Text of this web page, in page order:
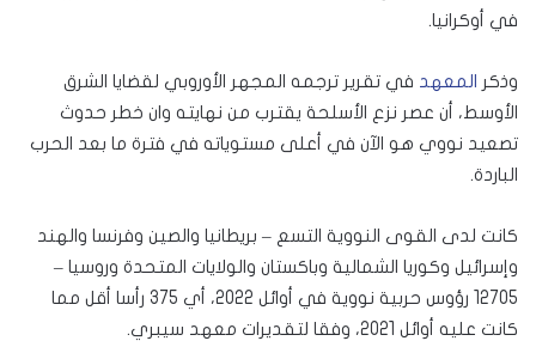
في أوكرانيا.
وذكر المعهد في تقرير ترجمه المجهر الأوروبي لقضايا الشرق
الأوسط، أن عصر نزع الأسلحة يقترب من نهايته وان خطر حدوث
تصعيد نووي هو الآن في أعلى مستوياته في فترة ما بعد الحرب
الباردة.
كانت لدى القوى النووية التسع – بريطانيا والصين وفرنسا والهند
وإسرائيل وكوريا الشمالية وباكستان والولايات المتحدة وروسيا –
12705 رؤوس حربية نووية في أوائل 2022، أي 375 رأسا أقل مما
كانت عليه أوائل 2021، وفقا لتقديرات معهد سيبري.